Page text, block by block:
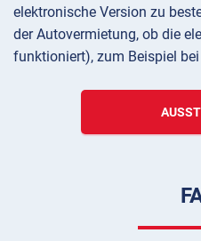
elektronische Version zu
der Autovermietung, ob die
funktioniert), zum Beispiel